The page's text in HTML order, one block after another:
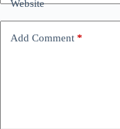
Website
Add Comment *